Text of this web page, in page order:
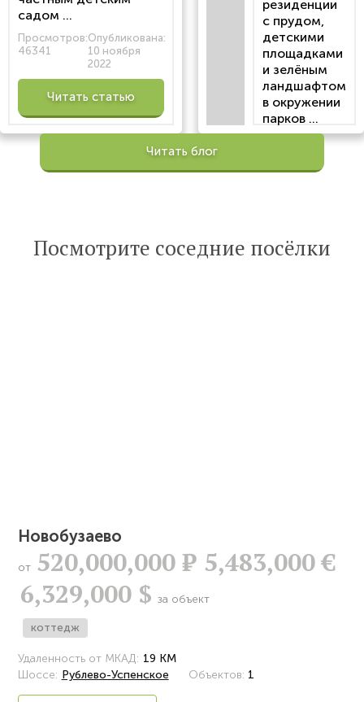
садом ...
Просмотров:
46341
Опубликована:
10 ноября
2022
Читать статью
резиденции
с прудом,
детскими
площадками
и зелёным
ландшафтом
в окружении
парков ...
Просмотров:
Опубликована:
статью
Читать блог
Посмотрите соседние посёлки
Новобузаево
от 520,000,000Р 5,483,000 €
6,329,000 $ за объект
коттедж
Удаленность от МКАД: 19 КМ
Шоссе: Рублево-Успенское Объектов: 1